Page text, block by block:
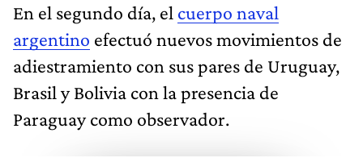
En el segundo día, el cuerpo naval
argentino efectuó nuevos movimientos de
adiestramiento con sus pares de Uruguay,
Brasil y Bolivia con la presencia de
Paraguay como observador.